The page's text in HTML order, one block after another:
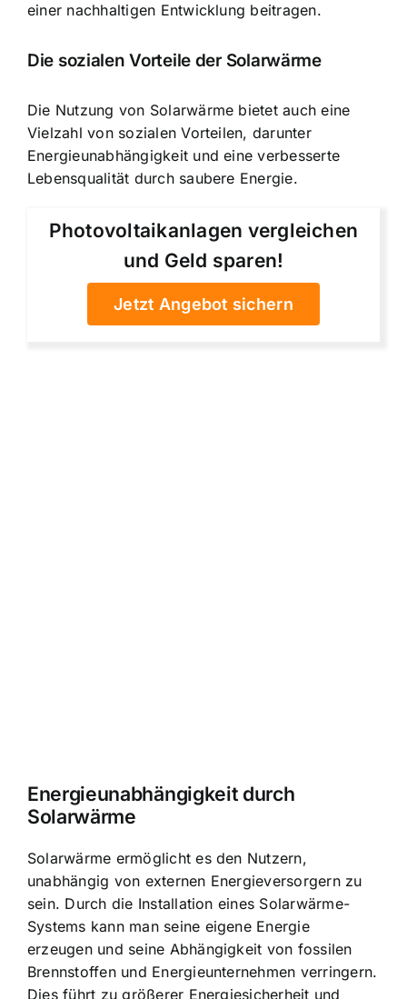
einer nachhaltigen Entwicklung beitragen.
Die sozialen Vorteile der Solarwärme
Die Nutzung von Solarwärme bietet auch eine
Vielzahl von sozialen Vorteilen, darunter
Energieunabhängigkeit und eine verbesserte
Lebensqualität durch saubere Energie.
Photovoltaikanlagen vergleichen
und Geld sparen!
Jetzt Angebot sichern
Energieunabhängigkeit durch
Solarwärme
Solarwärme ermöglicht es den Nutzern,
unabhängig von externen Energieversorgern zu
sein. Durch die Installation eines Solarwärme-
Systems kann man seine eigene Energie
erzeugen und seine Abhängigkeit von fossilen
Brennstoffen und Energieunternehmen verringern.
Dies führt zu größerer Energiesicherheit und